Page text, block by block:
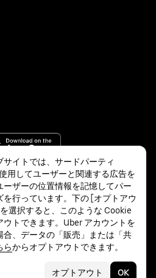
サイトでは、サードパーティ
用してユーザーと関連する広告を
ーザーの位置情報を記憶してパー
を行っています。下の [オプトアウ
選択すると、このような Cookie
ウトできます。Uber アカウントを
合、データの「販売」または「共
らからオプトアウトできます。
オプトアウト OK